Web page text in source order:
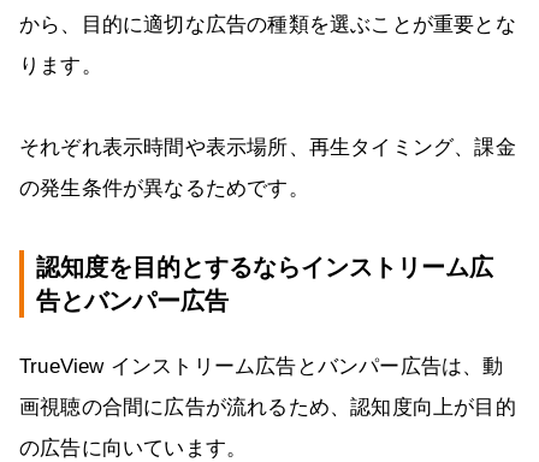
から、目的に適切な広告の種類を選ぶことが重要とな
ります。
それぞれ表示時間や表示場所、再生タイミング、課金
の発生条件が異なるためです。
認知度を目的とするならインストリーム広
告とバンパー広告
TrueView インストリーム広告とバンパー広告は、動
画視聴の合間に広告が流れるため、認知度向上が目的
の広告に向いています。